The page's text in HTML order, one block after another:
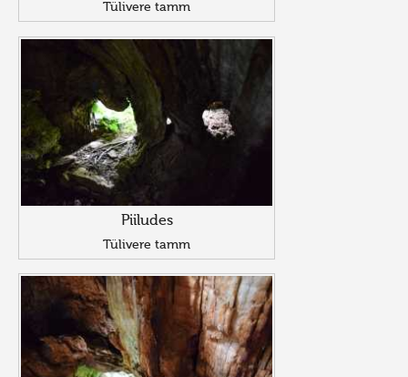
Tülivere tamm
Piiludes
Tülivere tamm